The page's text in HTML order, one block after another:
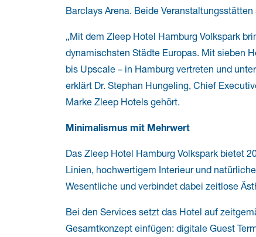
Barclays Arena. Beide
„Mit dem Zleep Hotel Hamburg Volkspark
dynamischsten Städte Europas. Mit sieben
bis Upscale – in Hamburg vertreten und
erklärt Dr. Stephan Hungeling, Chief
Marke Zleep Hotels gehört.
Minimalismus mit Mehrwert
Das Zleep Hotel Hamburg Volkspark bietet
Linien, hochwertigem Interieur und
Wesentliche und verbindet dabei zeitlose
Bei den Services setzt das Hotel auf
Gesamtkonzept einfügen: digitale Guest